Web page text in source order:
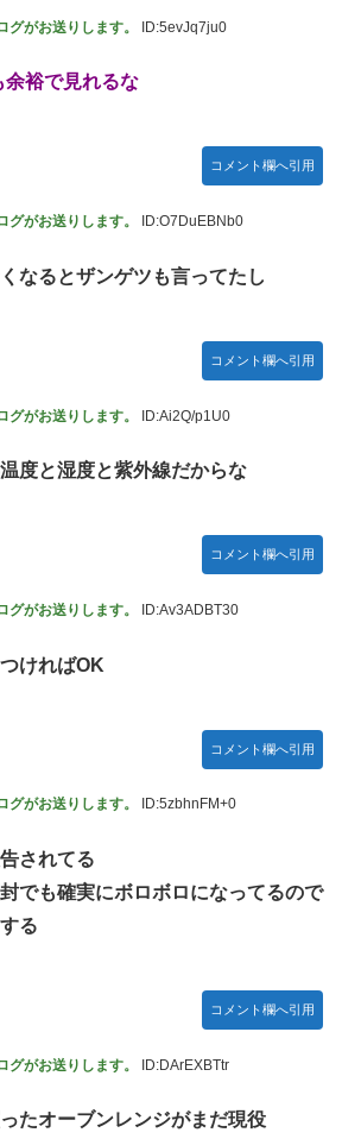
がお送りします。 ID:5evJq7ju0
裕で見れるな
コメント欄へ引用
がお送りします。 ID:O7DuEBNb0
なるとザンゲツも言ってたし
コメント欄へ引用
がお送りします。 ID:Ai2Q/p1U0
度と湿度と紫外線だからな
コメント欄へ引用
がお送りします。 ID:Av3ADBT30
ければOK
コメント欄へ引用
がお送りします。 ID:5zbhnFM+0
されてる
でも確実にボロボロになってるので
る
コメント欄へ引用
がお送りします。 ID:DArEXBTtr
たオーブンレンジがまだ現役